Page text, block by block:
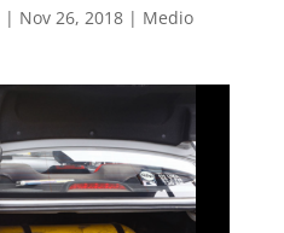
| Nov 26, 2018| Medio